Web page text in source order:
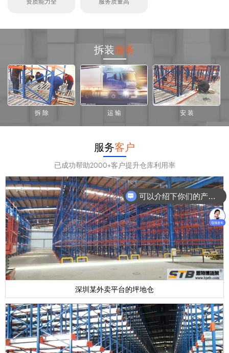
拆装服务
拆 除 运 输 安 装
服务客户
已成功帮助2000+客户提升仓库利用率
深圳某外卖平台的坪地仓
可以介绍下你们的产品么？